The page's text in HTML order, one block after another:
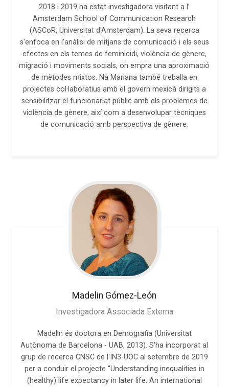
2018 i 2019 ha estat investigadora visitant a l'
Amsterdam School of Communication Research
(ASCoR, Universitat d'Amsterdam). La seva recerca
s'enfoca en l'anàlisi de mitjans de comunicació i els seus
efectes en els temes de feminicidi, violència de gènere,
migració i moviments socials, on empra una aproximació
de mètodes mixtos. Na Mariana també treballa en
projectes col·laboratius amb el govern mexicà dirigits a
sensibilitzar el funcionariat públic amb els problemes de
violència de gènere, així com a desenvolupar tècniques
de comunicació amb perspectiva de gènere.
Madelin Gómez-León
Investigadora Associada Externa
Madelin és doctora en Demografia (Universitat
Autònoma de Barcelona - UAB, 2013). S'ha incorporat al
grup de recerca CNSC de l'IN3-UOC al setembre de 2019
per a conduir el projecte “Understanding inequalities in
(healthy) life expectancy in later life. An international